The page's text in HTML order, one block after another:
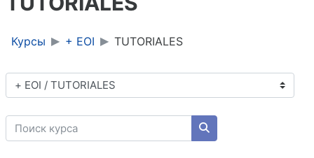
Курсы + EOI TUTORIALES
Категории курсов
Поиск курса
Поиск курса